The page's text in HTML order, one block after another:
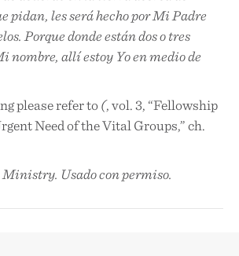
pidan, les será hecho por Mi Padre
Porque donde están dos o tres
nombre, allí estoy Yo en medio de
please refer to(, vol. 3, “Fellowship
Need of the Vital Groups,” ch.
Usado con permiso.